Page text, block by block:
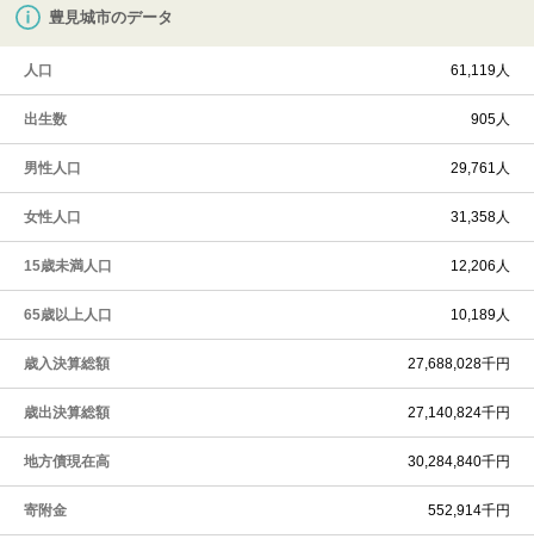
豊見城市のデータ
人口 61,119人
出生数 905人
男性人口 29,761人
女性人口 31,358人
15歳未満人口 12,206人
65歳以上人口 10,189人
歳入決算総額 27,688,028千円
歳出決算総額 27,140,824千円
地方債現在高 30,284,840千円
寄附金 552,914千円